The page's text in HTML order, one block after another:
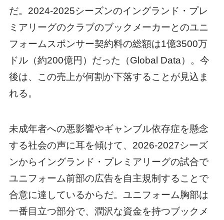
だ。2024-2025シーズンのイングランド・プレ
ミアリーグのクラブのブックメーカーとのユニ
フォームスポンサー契約料の総額は1億3500万
ドル（約200億円）だった（Global Data）。今
後は、この売上が何割か下落することが見込ま
れる。
未成年者への悪影響やギャンブル依存症を懸念
する社会の声に耳を傾けて、2026-2027シーズ
ンからイングランド・プレミアリーグの試合で
ユニフォーム前部の広告を自主規制することで
合意に達しているからだ。ユニフォーム胸部は
一番目立つ部分で、潤沢な資金を持つブックメ